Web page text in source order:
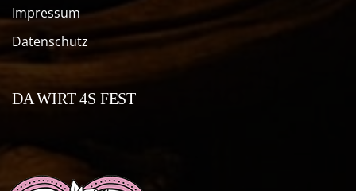
Impressum
Datenschutz
DA WIRT 4S FEST